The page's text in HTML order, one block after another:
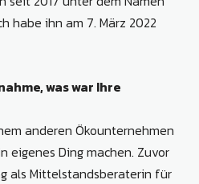
habe ihn am 7. März 2022
was war Ihre
anderen Ökounternehmen
Ding machen. Zuvor
als Mittelstandsberaterin für